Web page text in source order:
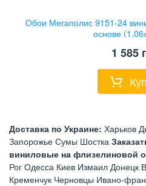
Обои Мегаполис 9151-24
основе
1 585
Доставка по Украине: Харьков
Запорожье Сумы Шостка
виниловые на флизелиновой
Рог Одесса Киев Измаил Донецк
Кременчук Черновцы Ивано-